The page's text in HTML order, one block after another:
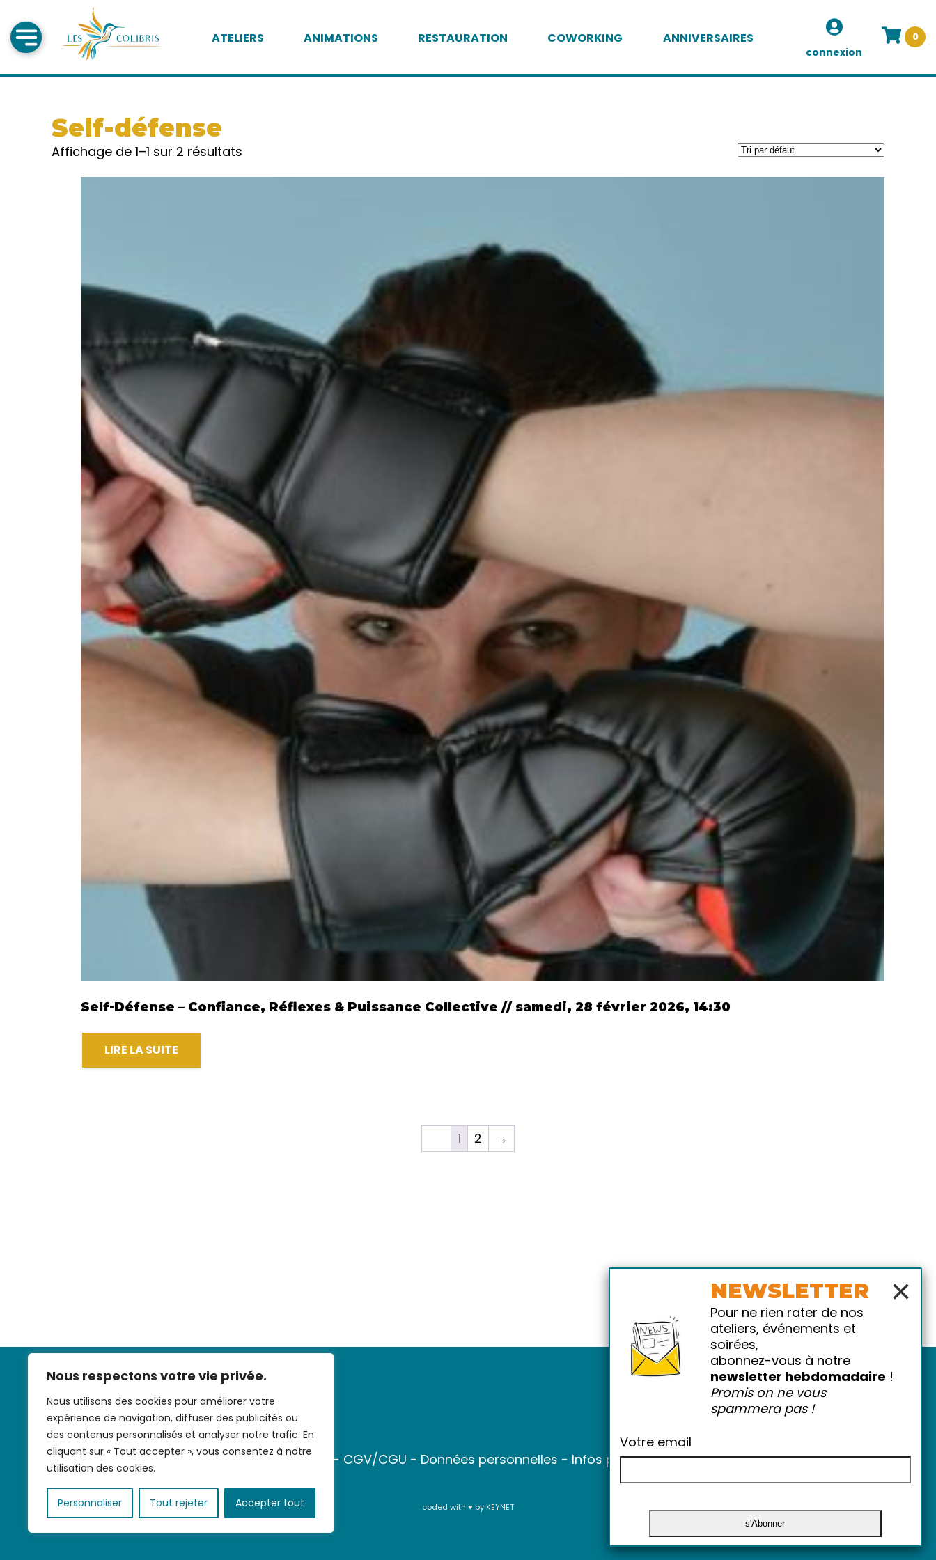
Nous respectons votre vie privée.
Nous utilisons des cookies pour améliorer votre
expérience de navigation, diffuser des publicités ou
des contenus personnalisés et analyser notre trafic. En
cliquant sur « Tout accepter », vous consentez à notre
utilisation des cookies.
Personnaliser Tout rejeter Accepter tout
ATELIERS ANIMATIONS RESTAURATION COWORKING ANNIVERSAIRES
connexion
0
Self-défense
Affichage de 1–1 sur 2 résultats
Self-Défense – Confiance, Réflexes & Puissance Collective // samedi, 28 février 2026, 14:30
LIRE LA SUITE
1 2 →
Nous contacter - CGV/CGU - Données personnelles - Infos pratiques-FAQ
coded with ♥ by KEYNET
×
NEWSLETTER
Pour ne rien rater de nos
ateliers, événements et
soirées,
abonnez-vous à notre
newsletter hebdomadaire !
Promis on ne vous
spammera pas !
Votre email